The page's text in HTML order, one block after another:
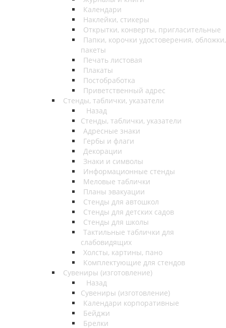
Календари
Наклейки, стикеры
Открытки, конверты, пригласительные
Папки, корочки удостоверения, обложки,
пакеты
Печать листовая
Плакаты
Постобработка
Приветственный адрес
Стенды, таблички, указатели
Назад
Стенды, таблички, указатели
Адресные знаки
Гербы и флаги
Декорации
Знаки и символы
Информационные стенды
Меловые таблички
Планы эвакуации
Стенды для автошкол
Стенды для детских садов
Стенды для школы
Тактильные таблички для
слабовидящих
Холсты, картины, пано
Комплектующие для стендов
Сувениры (изготовление)
Назад
Сувениры (изготовление)
Календари корпоративные
Бейджи
Брелки